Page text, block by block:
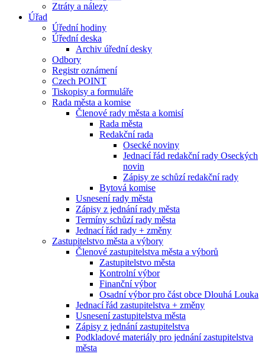
Ztráty a nálezy
Úřad
Úřední hodiny
Úřední deska
Archiv úřední desky
Odbory
Registr oznámení
Czech POINT
Tiskopisy a formuláře
Rada města a komise
Členové rady města a komisí
Rada města
Redakční rada
Osecké noviny
Jednací řád redakční rady Oseckých
novin
Zápisy ze schůzí redakční rady
Bytová komise
Usnesení rady města
Zápisy z jednání rady města
Termíny schůzí rady města
Jednací řád rady + změny
Zastupitelstvo města a výbory
Členové zastupitelstva města a výborů
Zastupitelstvo města
Kontrolní výbor
Finanční výbor
Osadní výbor pro část obce Dlouhá Louka
Jednací řád zastupitelstva + změny
Usnesení zastupitelstva města
Zápisy z jednání zastupitelstva
Podkladové materiály pro jednání zastupitelstva
města